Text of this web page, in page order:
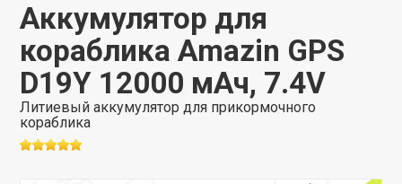
Аккумулятор для
кораблика Amazin GPS
D19Y 12000 мАч, 7.4V
Литиевый аккумулятор для прикормочного
кораблика